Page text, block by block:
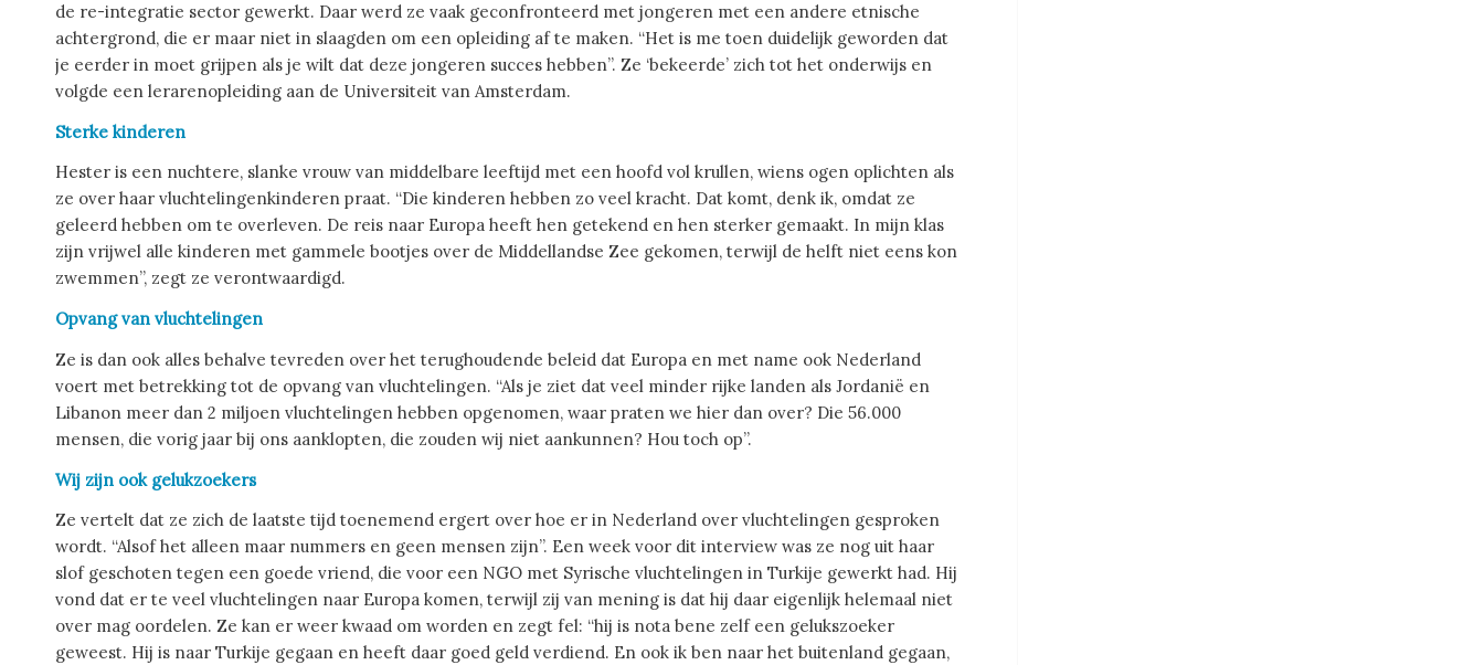
de re-integratie sector gewerkt. Daar werd ze vaak geconfronteerd met jongeren met een andere etnische
achtergrond, die er maar niet in slaagden om een opleiding af te maken. “Het is me toen duidelijk geworden dat
je eerder in moet grijpen als je wilt dat deze jongeren succes hebben”. Ze ‘bekeerde’ zich tot het onderwijs en
volgde een lerarenopleiding aan de Universiteit van Amsterdam.
Sterke kinderen
Hester is een nuchtere, slanke vrouw van middelbare leeftijd met een hoofd vol krullen, wiens ogen oplichten als
ze over haar vluchtelingenkinderen praat. “Die kinderen hebben zo veel kracht. Dat komt, denk ik, omdat ze
geleerd hebben om te overleven. De reis naar Europa heeft hen getekend en hen sterker gemaakt. In mijn klas
zijn vrijwel alle kinderen met gammele bootjes over de Middellandse Zee gekomen, terwijl de helft niet eens kon
zwemmen”, zegt ze verontwaardigd.
Opvang van vluchtelingen
Ze is dan ook alles behalve tevreden over het terughoudende beleid dat Europa en met name ook Nederland
voert met betrekking tot de opvang van vluchtelingen. “Als je ziet dat veel minder rijke landen als Jordanië en
Libanon meer dan 2 miljoen vluchtelingen hebben opgenomen, waar praten we hier dan over? Die 56.000
mensen, die vorig jaar bij ons aanklopten, die zouden wij niet aankunnen? Hou toch op”.
Wij zijn ook gelukzoekers
Ze vertelt dat ze zich de laatste tijd toenemend ergert over hoe er in Nederland over vluchtelingen gesproken
wordt. “Alsof het alleen maar nummers en geen mensen zijn”. Een week voor dit interview was ze nog uit haar
slof geschoten tegen een goede vriend, die voor een NGO met Syrische vluchtelingen in Turkije gewerkt had. Hij
vond dat er te veel vluchtelingen naar Europa komen, terwijl zij van mening is dat hij daar eigenlijk helemaal niet
over mag oordelen. Ze kan er weer kwaad om worden en zegt fel: “hij is nota bene zelf een gelukszoeker
geweest. Hij is naar Turkije gegaan en heeft daar goed geld verdiend. En ook ik ben naar het buitenland gegaan,